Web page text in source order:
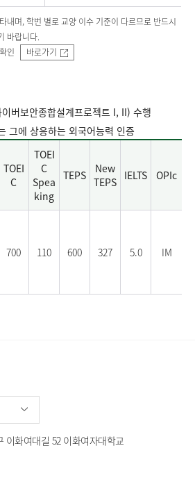
내며, 학번 별로 교양 이수 기준이 다르므로 반드시
바랍니다.
인
바로가기
버보안종합설계프로젝트 I, II) 수행
그에 상응하는 외국어능력 인증
TOEI
C
TOEI
C
Spea
king
TEPS
New
TEPS IELTS OPIc
700 110 600 327 5.0 IM
이화여대길 52 이화여자대학교